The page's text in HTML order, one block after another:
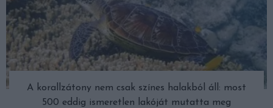
A korallzátony nem csak színes halakból áll: most
500 eddig ismeretlen lakóját mutatta meg